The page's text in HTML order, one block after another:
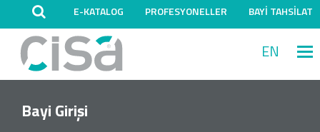
E-KATALOG PROFESYONELLER BAYİ TAHSİLAT
EN
Bayi Girişi